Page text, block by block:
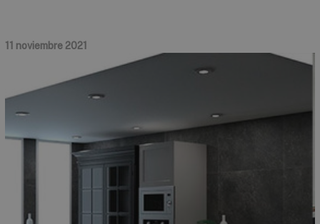
11 noviembre 2021